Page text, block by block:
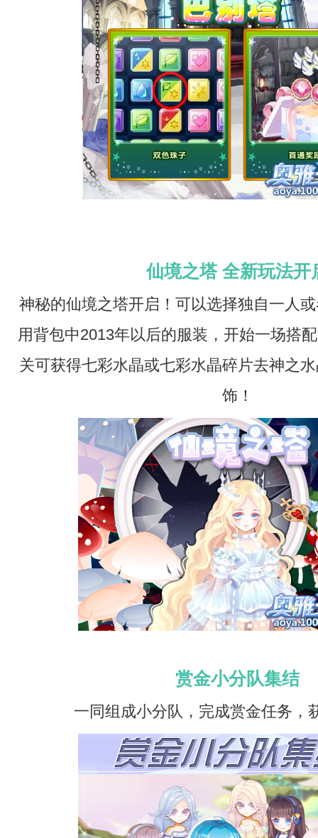
仙境之塔 全新玩法开
神秘的仙境之塔开启！可以选择独自一人
用背包中2013年以后的服装，开始一场搭
关可获得七彩水晶或七彩水晶碎片去神之
饰！
赏金小分队集结
一同组成小分队，完成赏金任务，